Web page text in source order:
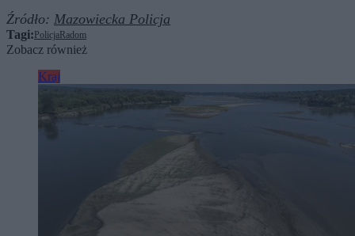
Źródło: Mazowiecka Policja
Tagi: Policja Radom
Zobacz również
Kraj